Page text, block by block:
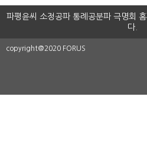
파평윤씨 소정공파 통례공분파 극명회
다.
copyright@2020 FORUS